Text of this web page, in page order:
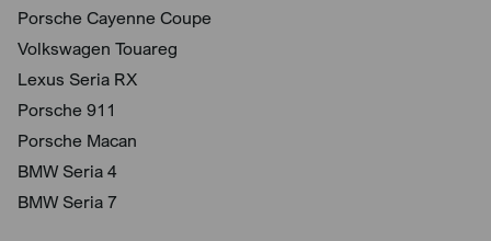
Porsche Cayenne Coupe
Volkswagen Touareg
Lexus Seria RX
Porsche 911
Porsche Macan
BMW Seria 4
BMW Seria 7